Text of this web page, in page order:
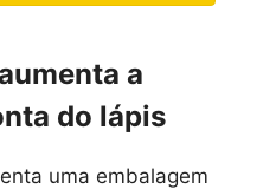
a
do lápis
uma embalagem